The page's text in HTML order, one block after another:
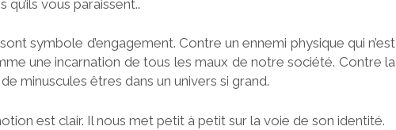
vous paraissent..
symbole d’engagement. Contre un ennemi physique qui n’est
une incarnation de tous les maux de notre société. Contre la
minuscules êtres dans un univers si grand.
est clair. Il nous met petit à petit sur la voie de son identité.